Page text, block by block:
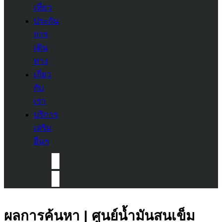
เที่ยว
ประกัน
การ
เดิน
ทาง
เกี่ยว
กับ
เรา
บริการ
เสริม
อื่นๆ
ผลการค้นหา | ศูนย์น้ำมันสนเข็ม